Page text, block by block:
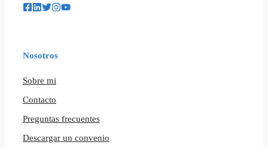
Nosotros
Sobre mi
Contacto
Preguntas frecuentes
Descargar un convenio